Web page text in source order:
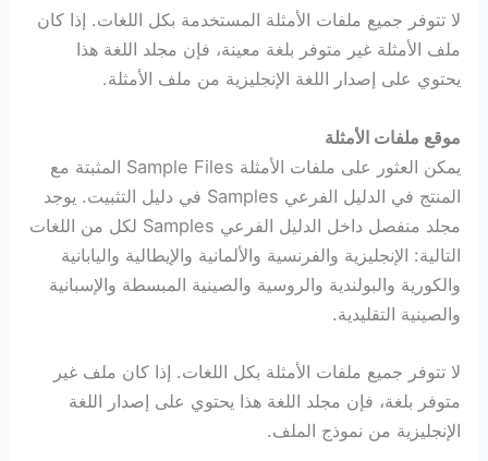
لا تتوفر جميع ملفات الأمثلة المستخدمة بكل اللغات. إذا كان
ملف الأمثلة غير متوفر بلغة معينة، فإن مجلد اللغة هذا
يحتوي على إصدار اللغة الإنجليزية من ملف الأمثلة.
موقع ملفات الأمثلة
يمكن العثور على ملفات الأمثلة Sample Files المثبتة مع
المنتج في الدليل الفرعي Samples في دليل التثبيت. يوجد
مجلد منفصل داخل الدليل الفرعي Samples لكل من اللغات
التالية: الإنجليزية والفرنسية والألمانية والإيطالية واليابانية
والكورية والبولندية والروسية والصينية المبسطة والإسبانية
والصينية التقليدية.
لا تتوفر جميع ملفات الأمثلة بكل اللغات. إذا كان ملف غير
متوفر بلغة، فإن مجلد اللغة هذا يحتوي على إصدار اللغة
الإنجليزية من نموذج الملف.